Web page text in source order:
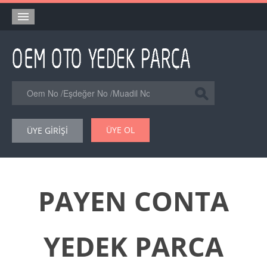
Orjinal Yedek Parça
Eşdeğer Muadil Yedek Parça
Şase Numarası VIN Yedekparça Sorgulama
Hakkımızda
Forum
ÜYE GİRİŞİ ÜYE OL
PAYEN CONTA
YEDEK PARCA